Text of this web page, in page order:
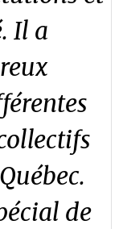
Il a
de